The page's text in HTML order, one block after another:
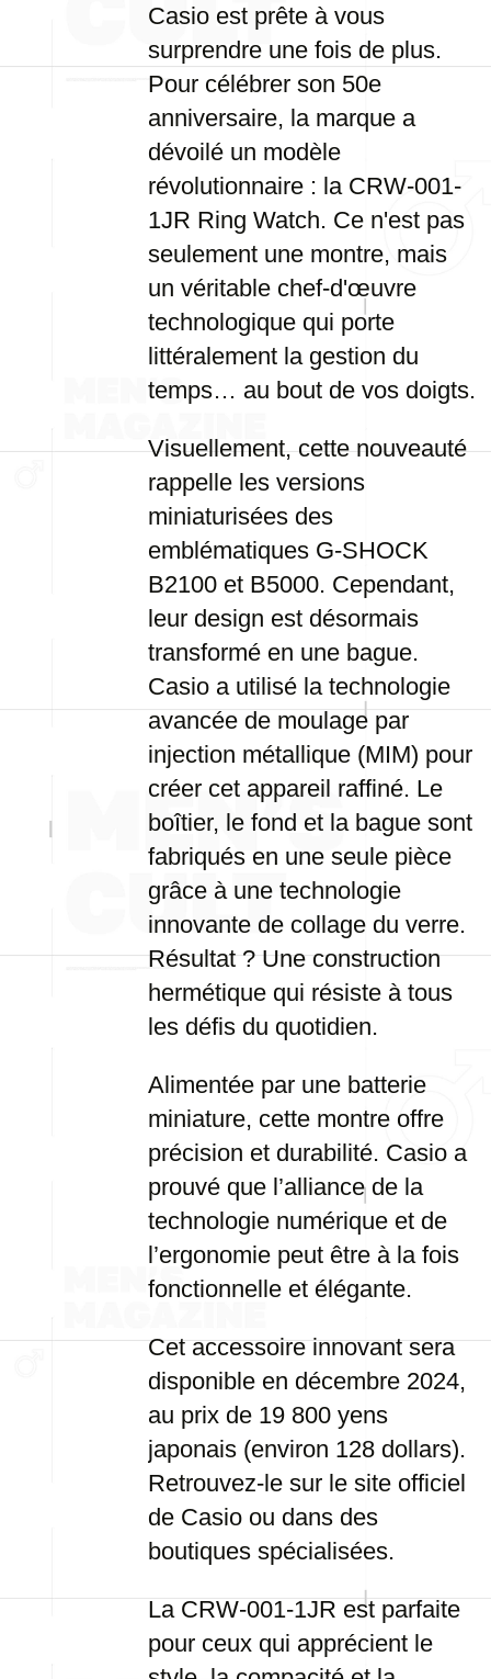
Casio est prête à vous
surprendre une fois de plus.
Pour célébrer son 50e
anniversaire, la marque a
dévoilé un modèle
révolutionnaire : la CRW-001-
1JR Ring Watch. Ce n'est pas
seulement une montre, mais
un véritable chef-d'œuvre
technologique qui porte
littéralement la gestion du
temps… au bout de vos doigts.
Visuellement, cette nouveauté
rappelle les versions
miniaturisées des
emblématiques G-SHOCK
B2100 et B5000. Cependant,
leur design est désormais
transformé en une bague.
Casio a utilisé la technologie
avancée de moulage par
injection métallique (MIM) pour
créer cet appareil raffiné. Le
boîtier, le fond et la bague sont
fabriqués en une seule pièce
grâce à une technologie
innovante de collage du verre.
Résultat ? Une construction
hermétique qui résiste à tous
les défis du quotidien.
Alimentée par une batterie
miniature, cette montre offre
précision et durabilité. Casio a
prouvé que l’alliance de la
technologie numérique et de
l’ergonomie peut être à la fois
fonctionnelle et élégante.
Cet accessoire innovant sera
disponible en décembre 2024,
au prix de 19 800 yens
japonais (environ 128 dollars).
Retrouvez-le sur le site officiel
de Casio ou dans des
boutiques spécialisées.
La CRW-001-1JR est parfaite
pour ceux qui apprécient le